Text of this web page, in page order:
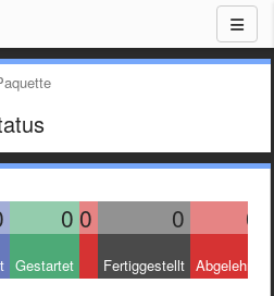
0 0 0 0
Gestartet Fertiggestellt Abgelehnt